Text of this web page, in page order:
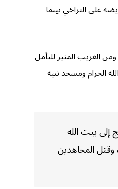
على التراخي بينما
الغريب المثير للتأمل
الحرام ومسجد نبيه
بيت الله
المجاهدين